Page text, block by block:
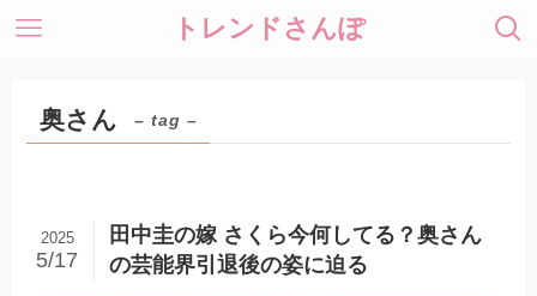
トレンドさんぽ
奥さん – tag –
田中圭の嫁 さくら今何してる？奥さん
の芸能界引退後の姿に迫る
2025
5/17